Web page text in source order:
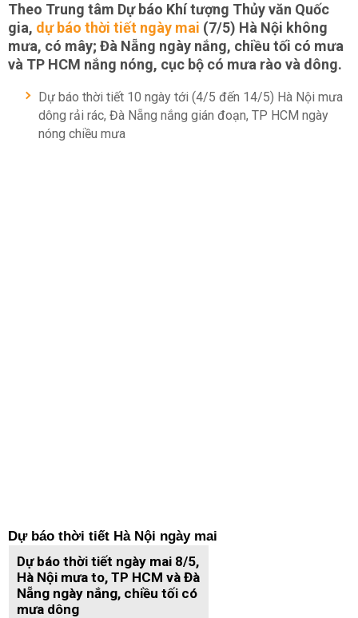
Theo Trung tâm Dự báo Khí tượng Thủy văn Quốc
gia, dự báo thời tiết ngày mai (7/5) Hà Nội không
mưa, có mây; Đà Nẵng ngày nắng, chiều tối có mưa
và TP HCM nắng nóng, cục bộ có mưa rào và dông.
Dự báo thời tiết 10 ngày tới (4/5 đến 14/5) Hà Nội mưa
dông rải rác, Đà Nẵng nắng gián đoạn, TP HCM ngày
nóng chiều mưa
Dự báo thời tiết Hà Nội ngày mai
Dự báo thời tiết ngày mai 8/5,
Hà Nội mưa to, TP HCM và Đà
Nẵng ngày nắng, chiều tối có
mưa dông